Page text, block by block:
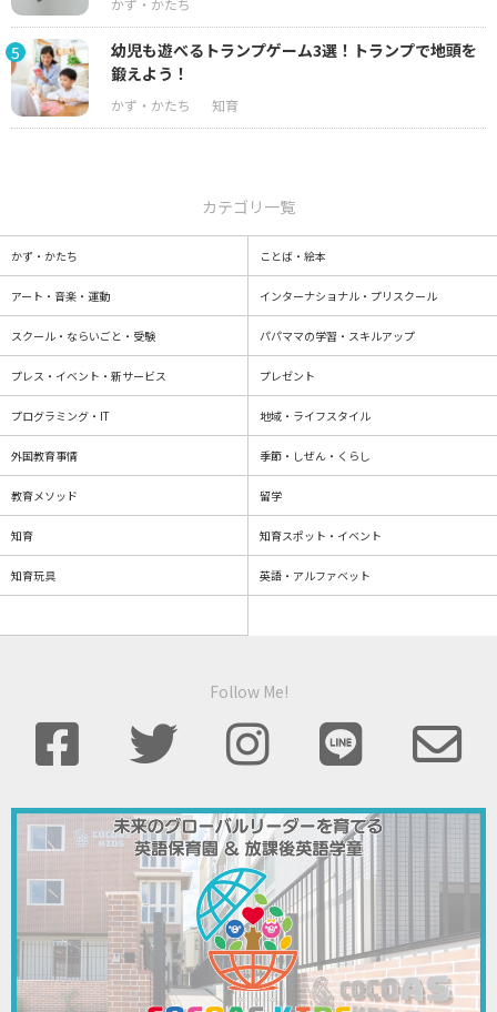
5
幼児も遊べるトランプゲーム3選！トランプで地頭を
鍛えよう！
カテゴリ一覧
かず・かたち ことば・絵本
アート・音楽・運動 インターナショナル・プリスクール
スクール・ならいごと・受験 パパママの学習・スキルアップ
プレス・イベント・新サービス プレゼント
プログラミング・IT 地域・ライフスタイル
外国教育事情 季節・しぜん・くらし
教育メソッド 留学
知育 知育スポット・イベント
知育玩具 英語・アルファベット
Follow Me!